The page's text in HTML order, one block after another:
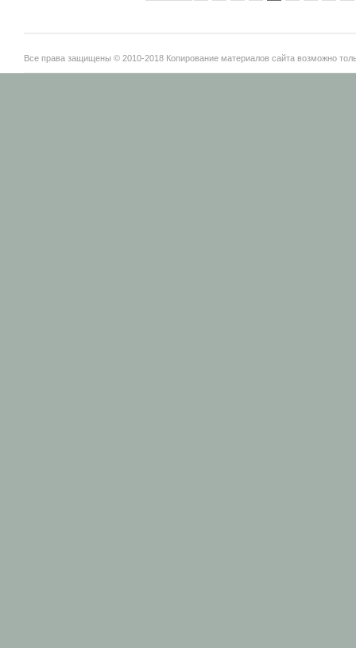
Все права защищены © 2010-2018 Копирование материалов сайта возможно